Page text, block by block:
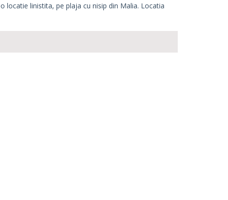
linistita, pe plaja cu nisip din Malia. Locatia